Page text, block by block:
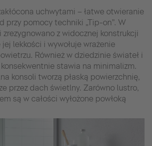
uchwytami – łatwe otwieranie
przy pomocy techniki „Tip-on”. W
zrezygnowano z widocznej konstrukcji
lekkości i wywołuje wrażenie
Również w dziedzinie świateł i
stawia na minimalizm.
konsoli tworzą płaską powierzchnię,
przez dach świetlny. Zarówno lustro,
są w całości wyłożone powłoką